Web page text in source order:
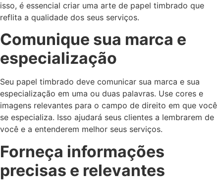
isso, é essencial criar uma arte de papel timbrado que
reflita a qualidade dos seus serviços.
Comunique sua marca e
especialização
Seu papel timbrado deve comunicar sua marca e sua
especialização em uma ou duas palavras. Use cores e
imagens relevantes para o campo de direito em que você
se especializa. Isso ajudará seus clientes a lembrarem de
você e a entenderem melhor seus serviços.
Forneça informações
precisas e relevantes